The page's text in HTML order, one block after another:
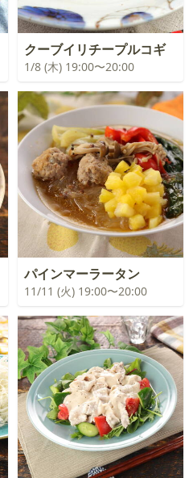
クーブイリチープルコギ
1/8 (木) 19:00〜20:00
パインマーラータン
11/11 (火) 19:00〜20:00